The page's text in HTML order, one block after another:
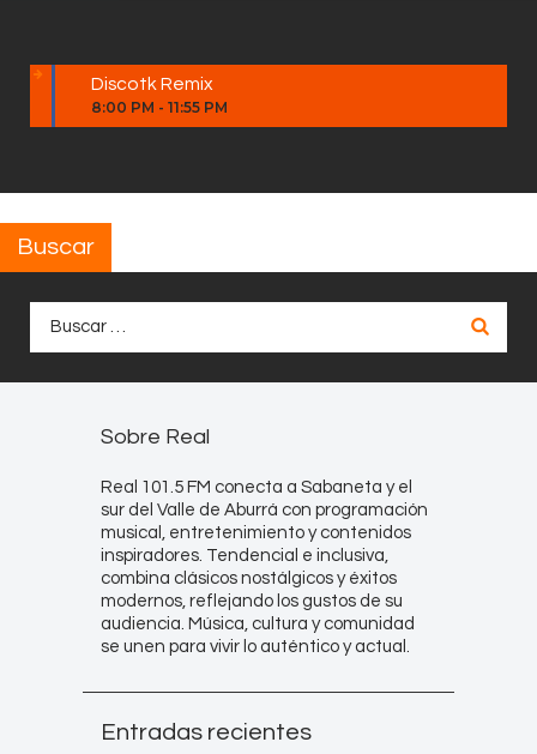
Discotk Remix
8:00 PM - 11:55 PM
Buscar
Sobre Real
Real 101.5 FM conecta a Sabaneta y el
sur del Valle de Aburrá con programación
musical, entretenimiento y contenidos
inspiradores. Tendencial e inclusiva,
combina clásicos nostálgicos y éxitos
modernos, reflejando los gustos de su
audiencia. Música, cultura y comunidad
se unen para vivir lo auténtico y actual.
Entradas recientes